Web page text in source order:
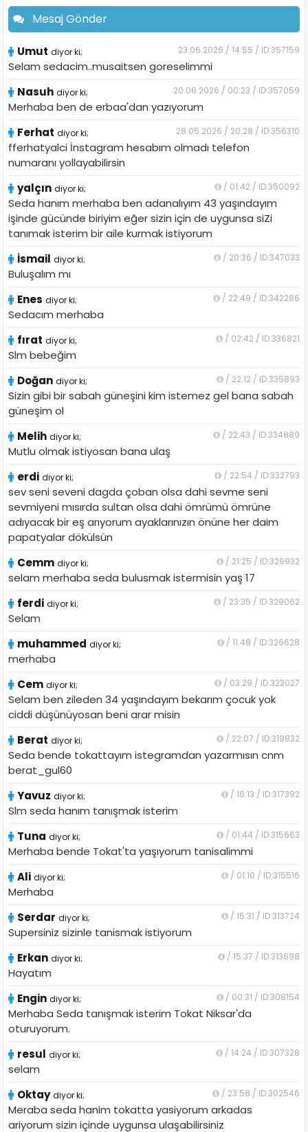
Mesaj Gönder
Umut diyor ki; 23.06.2026 / 14:55 / ID:357159
Selam sedacim..musaitsen goreselimmi
Nasuh diyor ki; 20.06.2026 / 00:23 / ID:357059
Merhaba ben de erbaa'dan yazıyorum
Ferhat diyor ki; 28.05.2026 / 20:28 / ID:356310
fferhatyalci İnstagram hesabım olmadı telefon
numaranı yollayabilirsin
yalçın diyor ki; / 01:42 / ID:350092
Seda hanım merhaba ben adanalıyım 43 yaşındayım
işinde gücünde biriyim eğer sizin için de uygunsa siZi
tanımak isterim bir aile kurmak istiyorum
İsmail diyor ki; / 20:36 / ID:347033
Buluşalım mı
Enes diyor ki; / 22:49 / ID:342286
Sedacım merhaba
fırat diyor ki; / 02:42 / ID:336821
Slm bebeğim
Doğan diyor ki; / 22:12 / ID:335893
Sizin gibi bir sabah güneşini kim istemez gel bana sabah
güneşim ol
Melih diyor ki; / 22:43 / ID:334889
Mutlu olmak istiyosan bana ulaş
erdi diyor ki; / 22:54 / ID:332793
sev seni seveni dagda çoban olsa dahi sevme seni
sevmiyeni mısırda sultan olsa dahi ömrümü ömrüne
adıyacak bir eş arıyorum ayaklarınızın önüne her daim
papatyalar dökülsün
Cemm diyor ki; / 21:25 / ID:329932
selam merhaba seda bulusmak istermisin yaş 17
ferdi diyor ki; / 23:35 / ID:329062
Selam
muhammed diyor ki; / 11:48 / ID:326628
merhaba
Cem diyor ki; / 03:29 / ID:323027
Selam ben zileden 34 yaşındayım bekarım çocuk yok
ciddi düşünüyosan beni arar misin
Berat diyor ki; / 22:07 / ID:319832
Seda bende tokattayım istegramdan yazarmısın cnm
berat_gul60
Yavuz diyor ki; / 16:13 / ID:317392
Slm seda hanım tanışmak isterim
Tuna diyor ki; / 01:44 / ID:315663
Merhaba bende Tokat'ta yaşıyorum tanisalimmi
Ali diyor ki; / 01:10 / ID:315516
Merhaba
Serdar diyor ki; / 15:31 / ID:313724
Supersiniz sizinle tanismak istiyorum
Erkan diyor ki; / 15:37 / ID:313698
Hayatım
Engin diyor ki; / 00:31 / ID:308154
Merhaba Seda tanışmak isterim Tokat Niksar'da
oturuyorum.
resul diyor ki; / 14:24 / ID:307328
selam
Oktay diyor ki; / 23:58 / ID:302546
Meraba seda hanim tokatta yasiyorum arkadas
ariyorum sizin içinde uygunsa ulaşabilirsiniz